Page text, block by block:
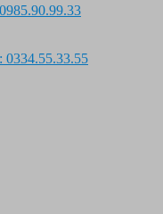
0334.55.33.55